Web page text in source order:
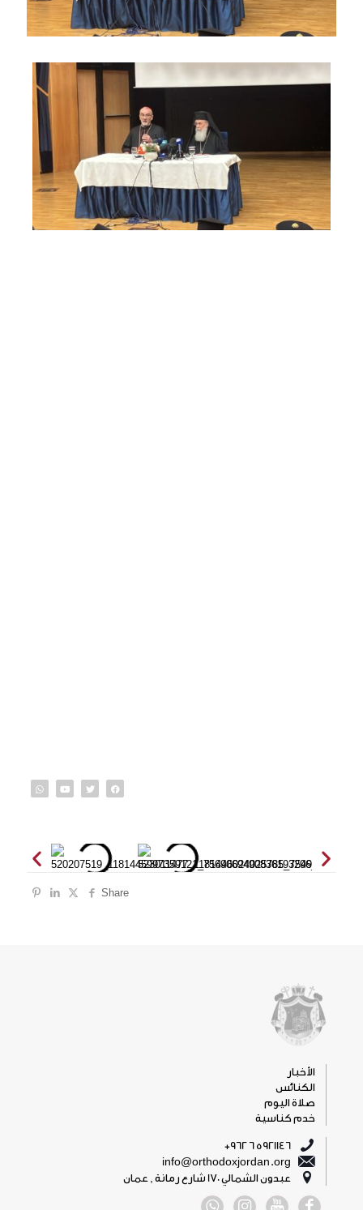
Share
الأخبار
الكنائس
صلاة اليوم
خدم كناسية
5921146 6 962+
info@orthodoxjordan.org
عبدون الشمالي 170 شارع رمانة , عمان